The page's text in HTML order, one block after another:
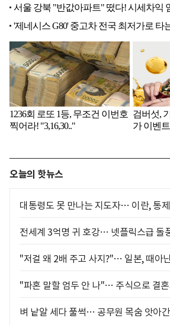
오늘의 핫뉴스
대통령도 못 만나는 지도자… 이란, 통
전세계 3억명 귀 호강… 넷플릭스급 돌
"저걸 왜 2배 주고 사지?"… 일본, 때아
"파혼 말할 엄두 안 나"… 주식으로 결
벼 낱알 세다 풀썩… 공무원 목숨 앗아